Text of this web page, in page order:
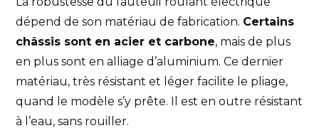
dépend de son matériau de fabrication. Certains
châssis sont en acier et carbone, mais de plus
en plus sont en alliage d’aluminium. Ce dernier
matériau, très résistant et léger facilite le pliage,
quand le modèle s’y prête. Il est en outre résistant
à l’eau, sans rouiller.